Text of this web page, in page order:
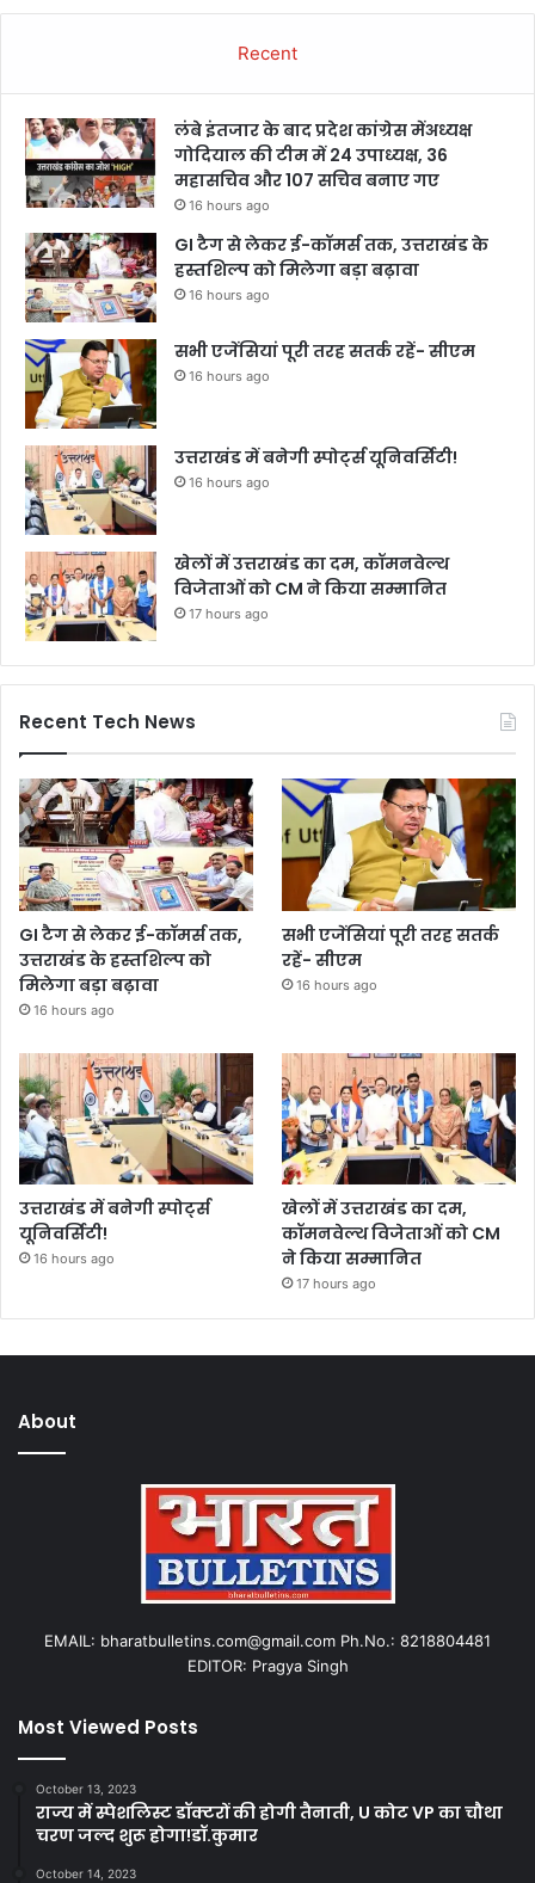
Recent
लंबे इंतजार के बाद प्रदेश कांग्रेस मेंअध्यक्ष
गोदियाल की टीम में 24 उपाध्यक्ष, 36
महासचिव और 107 सचिव बनाए गए
16 hours ago
GI टैग से लेकर ई-कॉमर्स तक, उत्तराखंड के
हस्तशिल्प को मिलेगा बड़ा बढ़ावा
16 hours ago
सभी एजेंसियां पूरी तरह सतर्क रहें- सीएम
16 hours ago
उत्तराखंड में बनेगी स्पोर्ट्स यूनिवर्सिटी!
16 hours ago
खेलों में उत्तराखंड का दम, कॉमनवेल्थ
विजेताओं को CM ने किया सम्मानित
17 hours ago
Recent Tech News
GI टैग से लेकर ई-कॉमर्स तक,
उत्तराखंड के हस्तशिल्प को
मिलेगा बड़ा बढ़ावा
16 hours ago
सभी एजेंसियां पूरी तरह सतर्क
रहें- सीएम
16 hours ago
उत्तराखंड में बनेगी स्पोर्ट्स
यूनिवर्सिटी!
16 hours ago
खेलों में उत्तराखंड का दम,
कॉमनवेल्थ विजेताओं को CM
ने किया सम्मानित
17 hours ago
About
EMAIL: bharatbulletins.com@gmail.com Ph.No.: 8218804481
EDITOR: Pragya Singh
Most Viewed Posts
October 13, 2023
राज्य में स्पेशलिस्ट डॉक्टरों की होगी तैनाती, U कोट VP का चौथा
चरण जल्द शुरू होगा!डॉ.कुमार
October 14, 2023